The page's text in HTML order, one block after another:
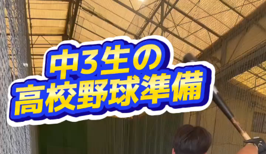
動
画
プ
レ
ー
ヤ
ー